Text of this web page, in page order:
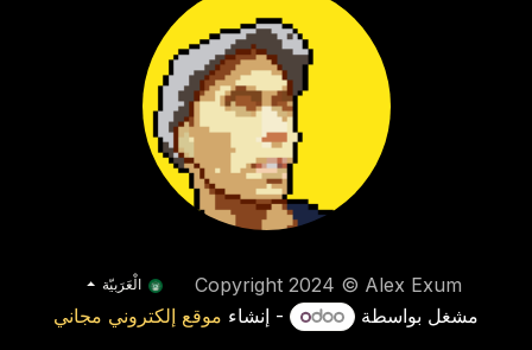
Copyright 2024 © Alex Exum الْعَرَبيّة
مشغل بواسطة - إنشاء موقع إلكتروني مجاني